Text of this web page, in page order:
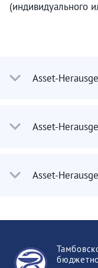
(индивидуального
Asset-
Asset-
Asset-